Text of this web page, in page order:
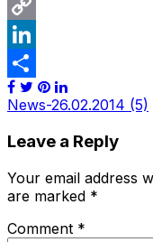
WhatsApp
Copy
Link
LinkedIn
Share
Post
navigation
News-26.02.2014 (5)
Leave a Reply
Your email address
are marked *
Comment *